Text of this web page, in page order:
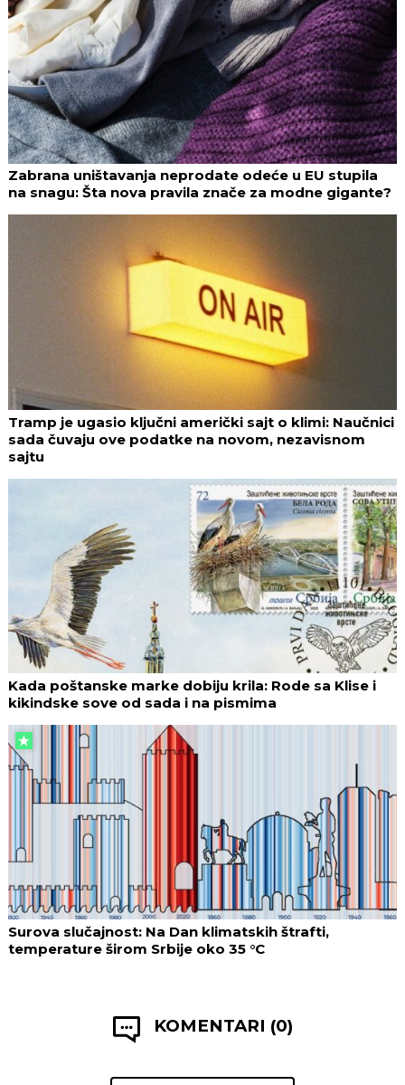
Zabrana uništavanja neprodate odeće u EU stupila
na snagu: Šta nova pravila znače za modne gigante?
Tramp je ugasio ključni američki sajt o klimi: Naučnici
sada čuvaju ove podatke na novom, nezavisnom
sajtu
Kada poštanske marke dobiju krila: Rode sa Klise i
kikindske sove od sada i na pismima
Surova slučajnost: Na Dan klimatskih štrafti,
temperature širom Srbije oko 35 °C
KOMENTARI (0)